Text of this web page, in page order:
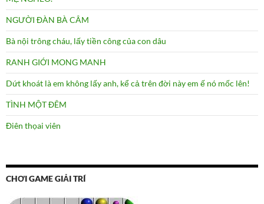
NGƯỜI ĐÀN BÀ CÂM
Bà nội trông cháu, lấy tiền công của con dâu
RANH GIỚI MONG MANH
Dứt khoát là em không lấy anh, kể cả trên đời này em ế nó mốc lên!
TÌNH MỘT ĐÊM
Điên thọai viên
CHƠI GAME GIẢI TRÍ